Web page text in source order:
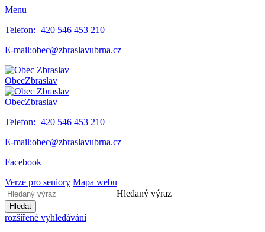
Menu
Telefon:+420 546 453 210
E-mail:obec@zbraslavubrna.cz
ObecZbraslav
ObecZbraslav
Telefon:+420 546 453 210
E-mail:obec@zbraslavubrna.cz
Facebook
Verze pro seniory Mapa webu
Hledaný výraz
Hledat
rozšířené vyhledávání